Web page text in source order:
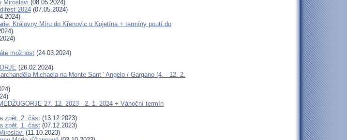
Miroslavi (08.05.2024)
2024 (07.05.2024)
Královny Míru do Křenovic u Kojetína + termíny poutí do
možnost (24.03.2024)
(26.02.2024)
Michaela na Monte Sant ' Angelo / Gargano (4. - 12. 2.
27. 12. 2023 - 2. 1. 2024 + Vánoční termín
zpět, 2. část (13.12.2023)
zpět, 1. část (07.12.2023)
(11.10.2023)